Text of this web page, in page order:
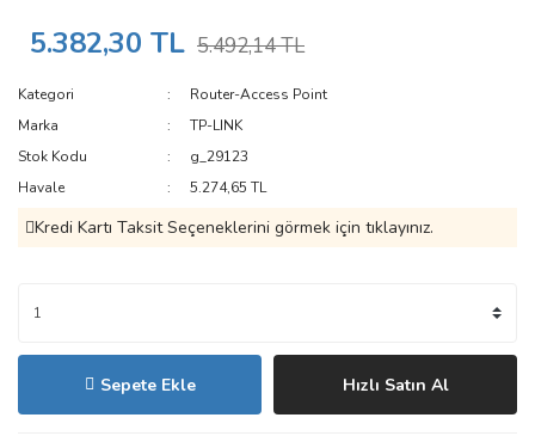
5.382,30 TL 5.492,14 TL
Kategori
Router-Access Point
Marka
TP-LINK
Stok Kodu
g_29123
Havale
5.274,65 TL
Kredi Kartı Taksit Seçeneklerini görmek için tıklayınız.
Sepete Ekle Hızlı Satın Al